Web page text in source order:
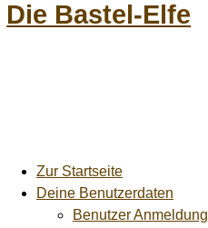
Die Bastel-Elfe
Zur Startseite
Deine Benutzerdaten
Benutzer Anmeldung